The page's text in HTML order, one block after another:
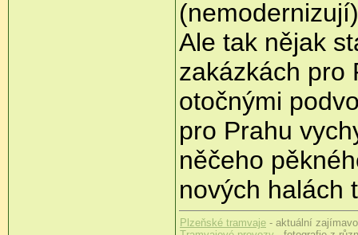
Ale tak nějak
zakázkách pro
otočnými
pro Prahu
něčeho
nových halách
Plzeňské tramvaje - aktuální